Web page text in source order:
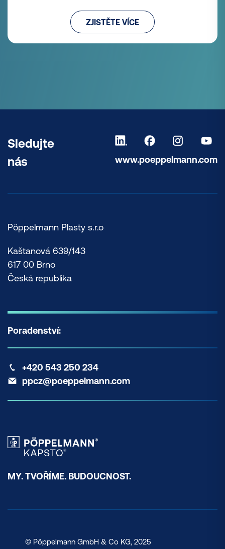
ZJISTĚTE VÍCE
Sledujte
nás
www.poeppelmann.com
Pöppelmann Plasty s.r.o
Kaštanová 639/143
617 00 Brno
Česká republika
Poradenství:
+420 543 250 234
ppcz@poeppelmann.com
MY. TVOŘÍME. BUDOUCNOST.
© Pöppelmann GmbH & Co KG, 2025